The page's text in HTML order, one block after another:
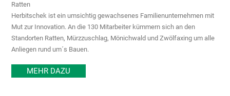
Ratten
Herbitschek ist ein umsichtig gewachsenes Familienunternehmen mit
Mut zur Innovation. An die 130 Mitarbeiter kümmern sich an den
Standorten Ratten, Mürzzuschlag, Mönichwald und Zwölfaxing um alle
Anliegen rund um´s Bauen.
MEHR DAZU